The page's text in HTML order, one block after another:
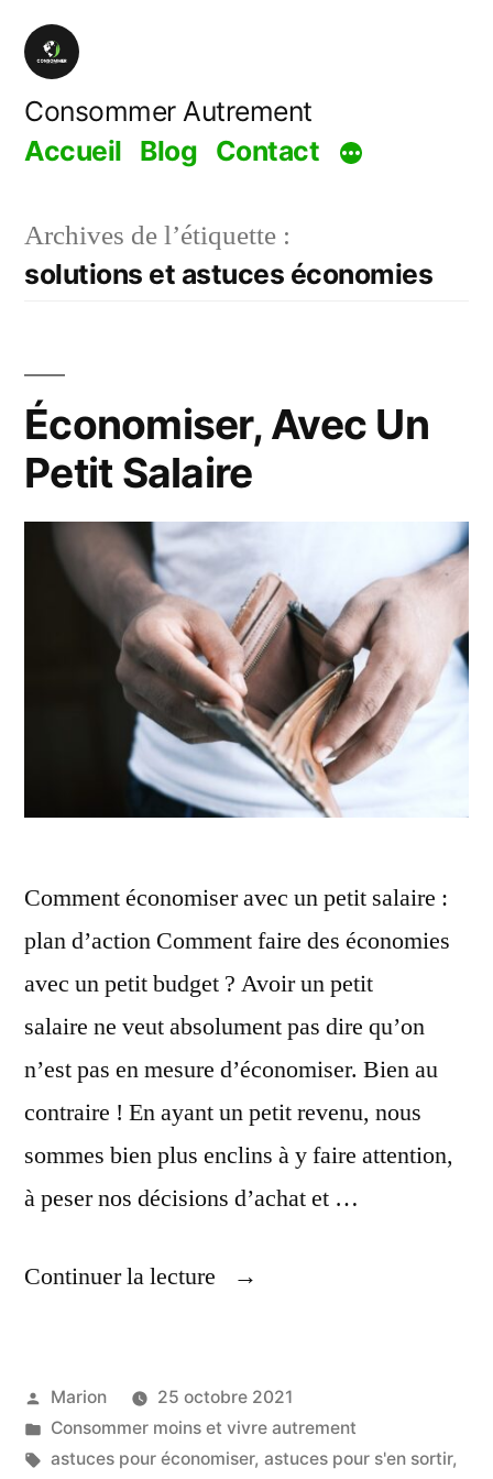
Aller
contenu
Consommer Autrement
Accueil Blog Contact
Archives de l’étiquette :
solutions et astuces économies
Économiser, Avec Un
Petit Salaire
Comment économiser avec un petit salaire :
plan d’action Comment faire des économies
avec un petit budget ? Avoir un petit
salaire ne veut absolument pas dire qu’on
n’est pas en mesure d’économiser. Bien au
contraire ! En ayant un petit revenu, nous
sommes bien plus enclins à y faire attention,
à peser nos décisions d’achat et …
Continuer la lecture
« Économiser,
Petit
Salaire »
Publié
par
Marion
25 octobre 2021
Publié
dans
Consommer moins et vivre autrement
Étiquettes :
astuces pour économiser, astuces pour s'en sortir,